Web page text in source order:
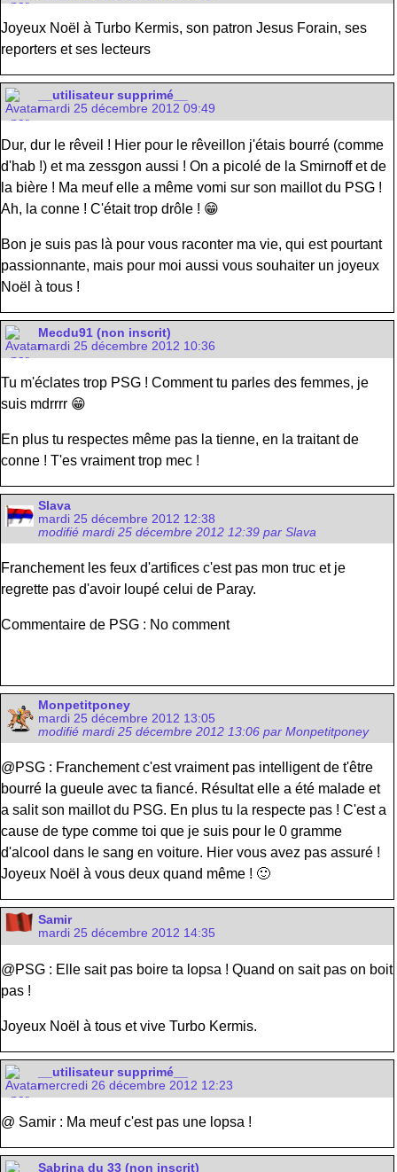
Joyeux Noël à Turbo Kermis, son patron Jesus Forain, ses
reporters et ses lecteurs
__utilisateur supprimé__
mardi 25 décembre 2012 09:49
Dur, dur le rêveil ! Hier pour le rêveillon j'étais bourré (comme
d'hab !) et ma zessgon aussi ! On a picolé de la Smirnoff et de
la bière ! Ma meuf elle a même vomi sur son maillot du PSG !
Ah, la conne ! C'était trop drôle ! 😁
Bon je suis pas là pour vous raconter ma vie, qui est pourtant
passionnante, mais pour moi aussi vous souhaiter un joyeux
Noël à tous !
Mecdu91 (non inscrit)
mardi 25 décembre 2012 10:36
Tu m'éclates trop PSG ! Comment tu parles des femmes, je
suis mdrrrr 😁
En plus tu respectes même pas la tienne, en la traitant de
conne ! T'es vraiment trop mec !
Slava
mardi 25 décembre 2012 12:38
modifié mardi 25 décembre 2012 12:39 par Slava
Franchement les feux d'artifices c'est pas mon truc et je
regrette pas d'avoir loupé celui de Paray.
Commentaire de PSG : No comment
Monpetitponey
mardi 25 décembre 2012 13:05
modifié mardi 25 décembre 2012 13:06 par Monpetitponey
@PSG : Franchement c'est vraiment pas intelligent de t'être
bourré la gueule avec ta fiancé. Résultat elle a été malade et
a salit son maillot du PSG. En plus tu la respecte pas ! C'est a
cause de type comme toi que je suis pour le 0 gramme
d'alcool dans le sang en voiture. Hier vous avez pas assuré !
Joyeux Noël à vous deux quand même ! 🙂
Samir
mardi 25 décembre 2012 14:35
@PSG : Elle sait pas boire ta lopsa ! Quand on sait pas on boit
pas !
Joyeux Noël à tous et vive Turbo Kermis.
__utilisateur supprimé__
mercredi 26 décembre 2012 12:23
@ Samir : Ma meuf c'est pas une lopsa !
Sabrina du 33 (non inscrit)